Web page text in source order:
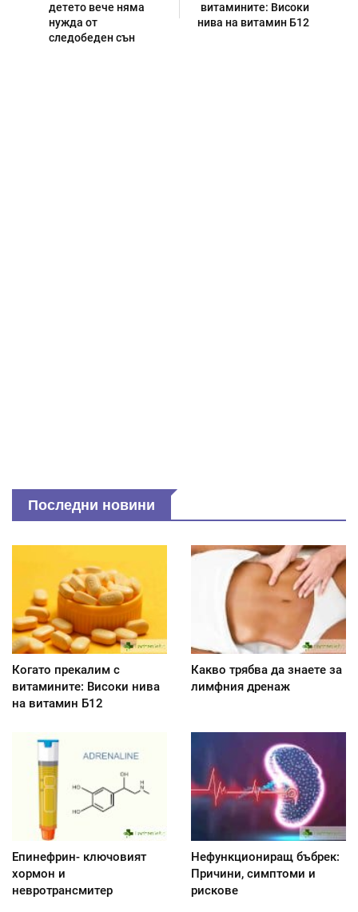
детето вече няма
нужда от
следобеден сън
витамините: Високи
нива на витамин Б12
Последни новини
Когато прекалим с
витамините: Високи нива
на витамин Б12
Какво трябва да знаете за
лимфния дренаж
Епинефрин- ключовият
хормон и
невротрансмитер
Нефункциониращ бъбрек:
Причини, симптоми и
рискове